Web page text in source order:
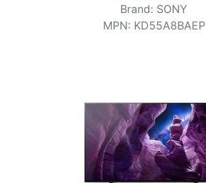
Brand: SONY
MPN: KD55A8BAEP